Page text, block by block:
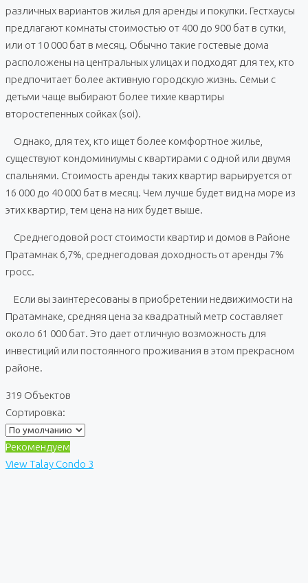
различных вариантов жилья для аренды и покупки. Гестхаусы
предлагают комнаты стоимостью от 400 до 900 бат в сутки,
или от 10 000 бат в месяц. Обычно такие гостевые дома
расположены на центральных улицах и подходят для тех, кто
предпочитает более активную городскую жизнь. Семьи с
детьми чаще выбирают более тихие квартиры
второстепенных сойках (soi).
Однако, для тех, кто ищет более комфортное жилье,
существуют кондоминиумы с квартирами с одной или двумя
спальнями. Стоимость аренды таких квартир варьируется от
16 000 до 40 000 бат в месяц. Чем лучше будет вид на море из
этих квартир, тем цена на них будет выше.
Среднегодовой рост стоимости квартир и домов в Районе
Пратамнак 6,7%, среднегодовая доходность от аренды 7%
гросс.
Если вы заинтересованы в приобретении недвижимости на
Пратамнаке, средняя цена за квадратный метр составляет
около 61 000 бат. Это дает отличную возможность для
инвестиций или постоянного проживания в этом прекрасном
районе.
319 Объектов
Сортировка:
Рекомендуем
View Talay Condo 3